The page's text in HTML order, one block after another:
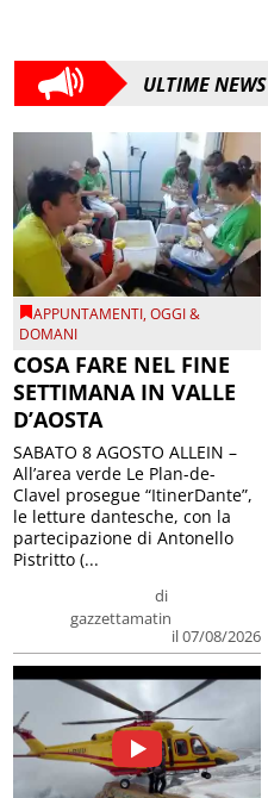
ULTIME NEWS
APPUNTAMENTI,OGGI &
DOMANI
COSA FARE NEL FINE
SETTIMANA IN VALLE
D’AOSTA
di
gazzettamatin
il 07/08/2026
SABATO 8 AGOSTO ALLEIN –
All’area verde Le Plan-de-
Clavel prosegue “ItinerDante”,
le letture dantesche, con la
partecipazione di Antonello
Pistritto (...